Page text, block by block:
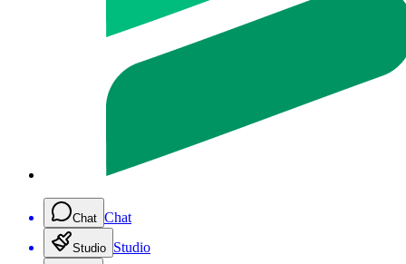
Chat Chat
Studio Studio